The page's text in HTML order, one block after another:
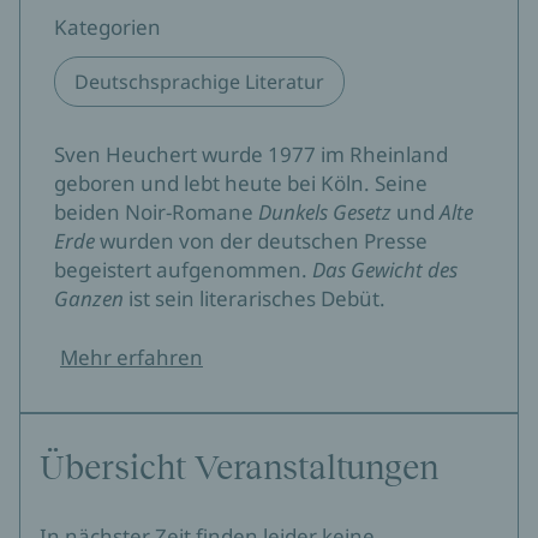
Entfernens. So natürlich wie der Lauf des Flusses, an
den Millas Grundstück grenzt. Die Dramatik liegt
zwischen den Zeilen. Ein Buch von lakonischer
Zärtlichkeit.»
Westdeutsche Allgemeine Zeitung
Susanne Schramm, 08.05.2023
«Genau diese Präzision zeichnet Heucherts
Naturbeschreibungen aus (...), die die dichte
Atmosphäre des Romans, die eindringlichen Bilder von
Rhein-Sieg-Rundschau
«Als hervorragender Stilist setzt Sven Heuchert auf
Details, auf Gegenstände, auf Namen. Und damit auf
unsere Assoziationen. Das Ergebnis ist eine
Kategorien
Deutschsprachige Literatur
Sven Heuchert wurde 1977 im Rheinland
geboren und lebt heute bei Köln. Seine
beiden Noir-Romane Dunkels Gesetz undAlte
Erdewurden von der deutschen Presse
begeistert aufgenommen. Das Gewicht des
Ganzen ist sein literarisches Debüt.
Mehr erfahren
Übersicht Veranstaltungen